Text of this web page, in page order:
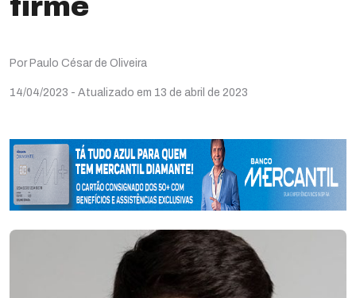
firme
Por Paulo César de Oliveira
14/04/2023 - Atualizado em 13 de abril de 2023